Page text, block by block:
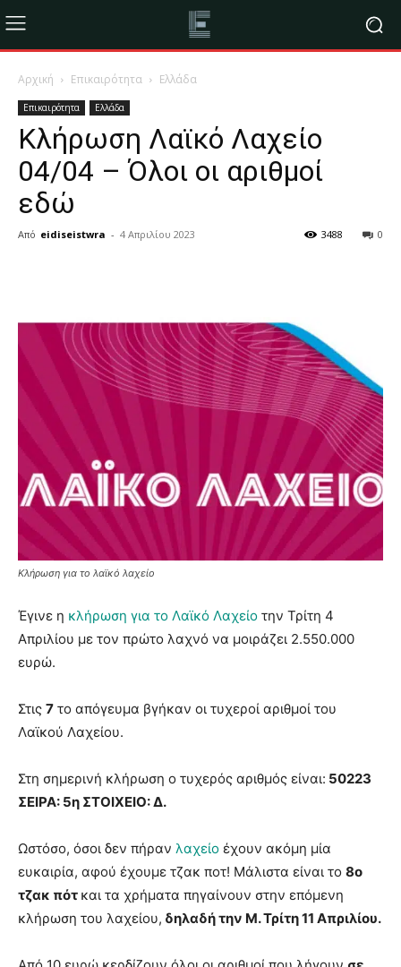
Αρχική Επικαιρότητα Ελλάδα
Επικαιρότητα Ελλάδα
Κλήρωση Λαϊκό Λαχείο
04/04 – Όλοι οι αριθμοί
εδώ
Από eidiseistwra - 4 Απριλίου 2023 0
3488
Κλήρωση για το λαϊκό λαχείο
Έγινε η κλήρωση για το Λαϊκό Λαχείο την Τρίτη 4
Απριλίου με τον πρώτο λαχνό να μοιράζει 2.550.000
ευρώ.
Στις 7 το απόγευμα βγήκαν οι τυχεροί αριθμοί του
Λαϊκού Λαχείου.
Στη σημερινή κλήρωση ο τυχερός αριθμός είναι: 50223
ΣΕΙΡΑ: 5η ΣΤΟΙΧΕΙΟ: Δ.
Ωστόσο, όσοι δεν πήραν λαχείο έχουν ακόμη μία
ευκαιρία, αφού έχουμε τζακ ποτ! Μάλιστα είναι το 8ο
τζακ πότ και τα χρήματα πηγαίνουν στην επόμενη
κλήρωση του λαχείου, δηλαδή την Μ. Τρίτη 11 Απριλίου.